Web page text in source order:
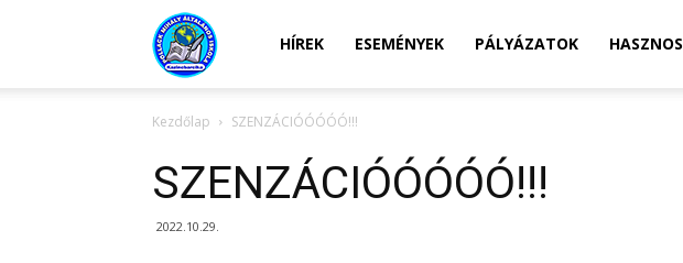
Kazincbarcikai
Pollack
HÍREK ESEMÉNYEK PÁLYÁZATOK HASZNOS
Kezdőlap SZENZÁCIÓÓÓÓÓ!!!
SZENZÁCIÓÓÓÓÓ!!!
2022.10.29.